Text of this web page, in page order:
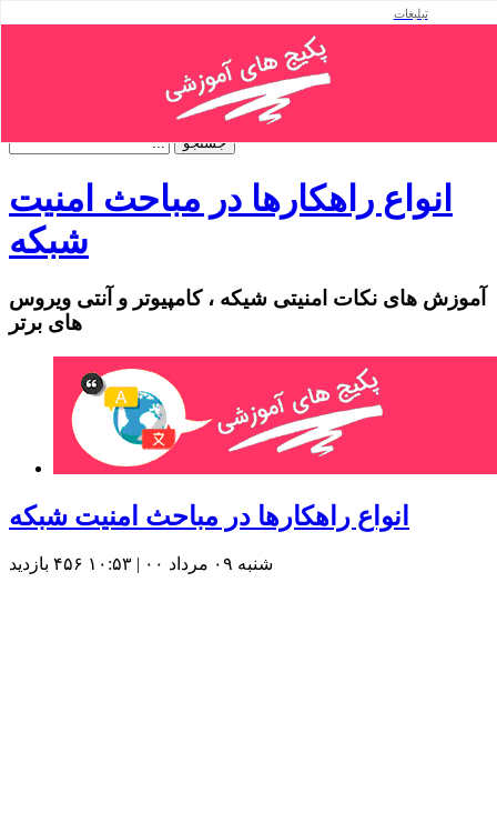
فهرست
انواع راهکارها در مباحث امنیت
شبکه
آموزش های نکات امنیتی شیکه ، کامپیوتر و آنتی ویروس
های برتر
انواع راهکارها در مباحث امنیت شبکه
شنبه ۰۹ مرداد ۰۰ | ۱۰:۵۳ ۴۵۶ بازديد
تبلیغات